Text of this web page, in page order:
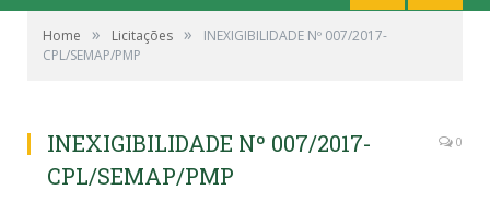
Home » Licitações »
INEXIGIBILIDADE Nº 007/2017-
CPL/SEMAP/PMP
INEXIGIBILIDADE Nº 007/2017-
CPL/SEMAP/PMP
0